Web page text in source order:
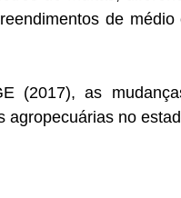
de médio
(2017), as
agropecuárias no